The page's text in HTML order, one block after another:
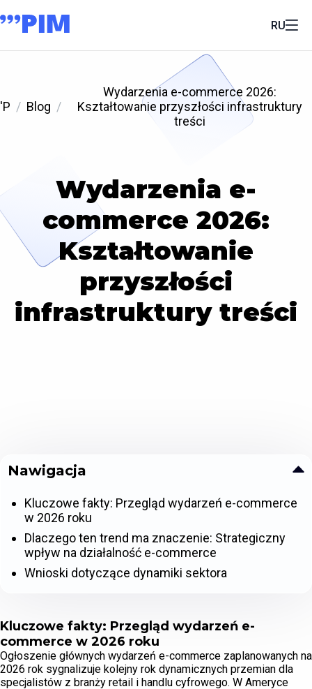
RU
'P Blog
Wydarzenia e-commerce 2026:
Kształtowanie przyszłości infrastruktury
treści
Wydarzenia e-
commerce 2026:
Kształtowanie
przyszłości
infrastruktury treści
Kluczowe fakty: Przegląd wydarzeń e-
commerce w 2026 roku
Ogłoszenie głównych wydarzeń e-commerce zaplanowanych na
2026 rok sygnalizuje kolejny rok dynamicznych przemian dla
specjalistów z branży retail i handlu cyfrowego. W Ameryce
Nawigacja
Kluczowe fakty: Przegląd wydarzeń e-commerce
w 2026 roku
Dlaczego ten trend ma znaczenie: Strategiczny
wpływ na działalność e-commerce
Wnioski dotyczące dynamiki sektora